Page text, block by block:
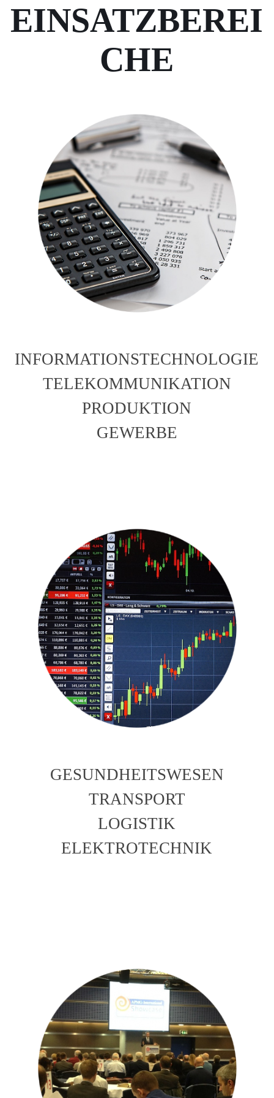
EINSATZBEREI
CHE
INFORMATIONSTECHNOLOGIE
TELEKOMMUNIKATION
PRODUKTION
GEWERBE
GESUNDHEITSWESEN
TRANSPORT
LOGISTIK
ELEKTROTECHNIK